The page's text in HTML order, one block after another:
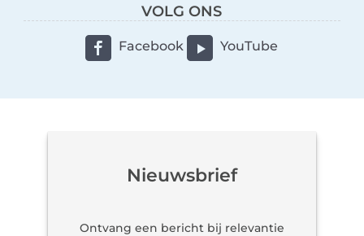
VOLG ONS
Facebook YouTube
Nieuwsbrief
Ontvang een bericht bij relevantie